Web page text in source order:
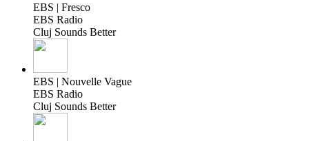
EBS | Fresco
EBS Radio
Cluj Sounds Better
EBS | Nouvelle Vague
EBS Radio
Cluj Sounds Better